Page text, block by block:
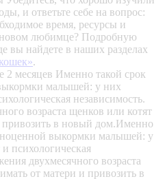
и ответьте себе на вопрос:
время, ресурсы и
любимце? Подробную
вы найдете в наших разделах
.
2 месяцев Именно такой срок
малышей: у них
независимость.
возраста щенков или котят
в новый дом.Именно
выкормки малышей: у
психологическая
двухмесячного возраста
от матери и привозить в